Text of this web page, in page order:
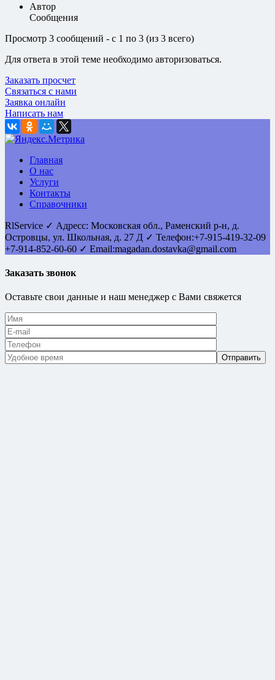
Автор
Сообщения
Просмотр 3 сообщений - с 1 по 3 (из 3 всего)
Для ответа в этой теме необходимо авторизоваться.
Заказать просчет
Связаться с нами
Заявка онлайн
Написать нам
Главная
О нас
Услуги
Контакты
Справочники
RlService ✓ Адресс: Московская обл., Раменский р-н, д.
Островцы, ул. Школьная, д. 27 Д ✓ Телефон:+7-915-419-32-09
+7-914-852-60-60 ✓ Email:magadan.dostavka@gmail.com
Заказать звонок
Оставьте свои данные и наш менеджер с Вами свяжется